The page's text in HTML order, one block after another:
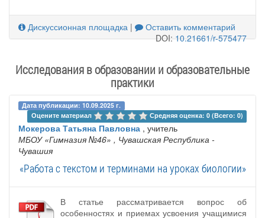
Дискуссионная площадка |
Оставить комментарий
DOI:10.21661/r-575477
Исследования в образовании и образовательные
практики
Дата публикации: 10.09.2025 г.
Оцените материал
Средняя оценка: 0 (Всего: 0)
Мокерова Татьяна Павловна , учитель
МБОУ «Гимназия №46» , Чувашская Республика -
Чувашия
«Работа с текстом и терминами на уроках биологии»
В статье рассматривается вопрос об
особенностях и приемах усвоения учащимися